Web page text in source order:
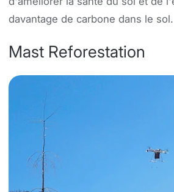
davantage de carbone dans le sol.
Mast Reforestation